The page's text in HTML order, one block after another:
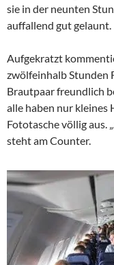
sie in der neunten
auffallend gut gelaunt.
Aufgekratzt
zwölfeinhalb Stunden
Brautpaar freundlich
alle haben nur kleines
Fototasche völlig aus.
steht am Counter.